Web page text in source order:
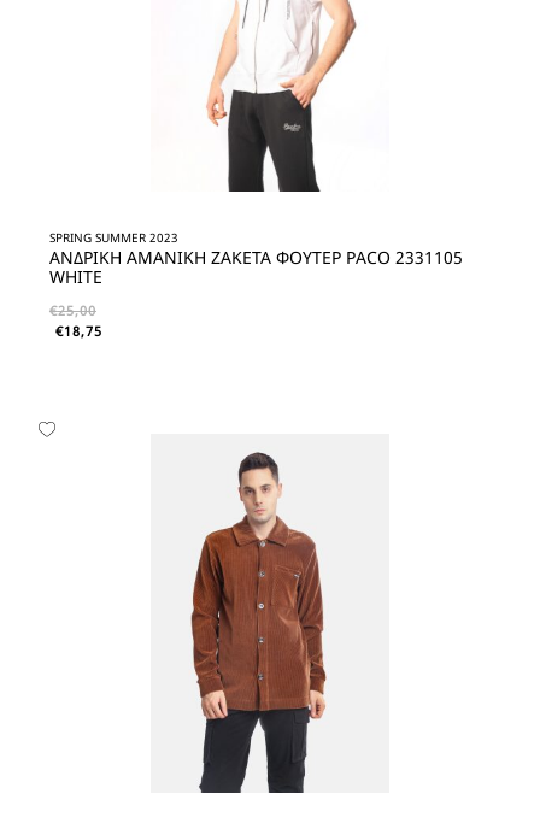
SPRING SUMMER 2023
ΑΝΔΡΙΚΗ ΑΜΑΝΙΚΗ ΖΑΚΕΤΑ ΦΟΥΤΕΡ PACO 2331105
WHITE
€25,00
€18,75